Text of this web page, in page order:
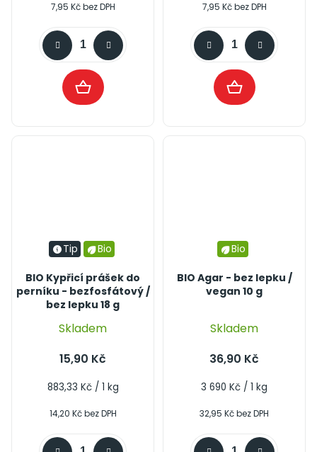
7,95 Kč bez DPH
5
hvězdiček.
7,95 Kč bez DPH
Tip Bio
BIO Kypřicí prášek do
perníku - bezfosfátový /
bez lepku 18 g
Skladem
14,20 Kč bez DPH
15,90 Kč
Měrná
883,33 Kč / 1 kg
Bio
BIO Agar - bez lepku /
vegan 10 g
Skladem
32,95 Kč bez DPH
36,90 Kč
Měrná
3 690 Kč / 1 kg